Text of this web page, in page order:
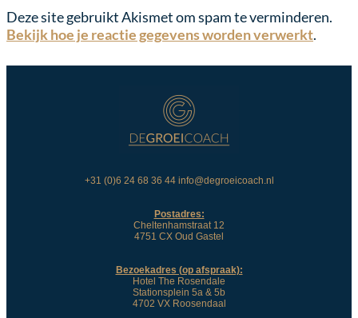
Deze site gebruikt Akismet om spam te verminderen.
Bekijk hoe je reactie gegevens worden verwerkt.
+31 (0)6 24 68 36 44 info@degroeicoach.nl
Postadres:
Cheltenhamstraat 12
4751 CX Oud Gastel
Bezoekadres (op afspraak):
Hotel The Rosendale
Stationsplein 5a & 5b
4702 VX Roosendaal